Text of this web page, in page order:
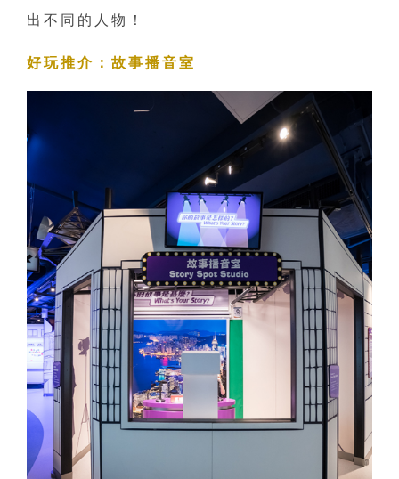
出不同的人物！
好玩推介：故事播音室